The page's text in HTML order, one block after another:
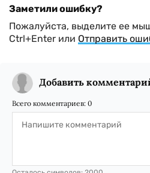
Заметили ошибку?
Пожалуйста, выделите ее
Ctrl+Enter или Отправить
Добавить
Всего комментариев: 0